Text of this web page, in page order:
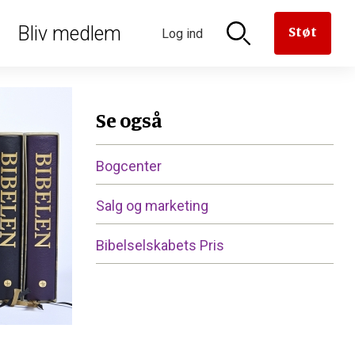
Bliv medlem Log ind Støt
Se også
Bogcenter
Salg og marketing
Bibelselskabets Pris